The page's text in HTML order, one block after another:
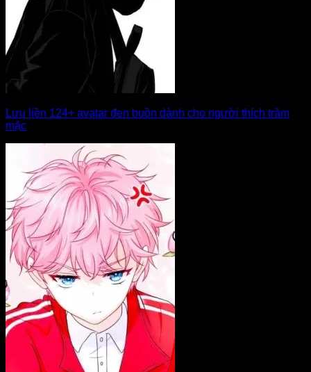
Lưu liền 124+ avatar đen buồn dành cho người thích trầm
mặc